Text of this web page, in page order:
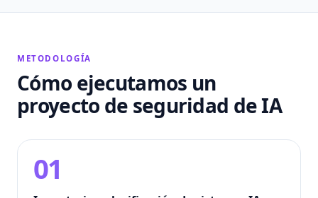
METODOLOGÍA
Cómo ejecutamos un
proyecto de seguridad de IA
01